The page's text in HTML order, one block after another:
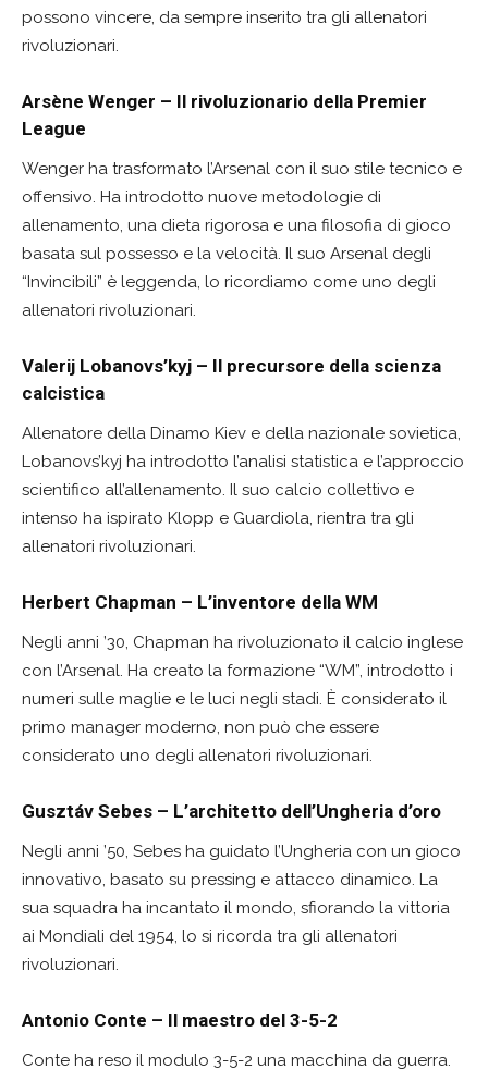
possono vincere, da sempre inserito tra gli allenatori
rivoluzionari.
Arsène Wenger – Il rivoluzionario della Premier
League
Wenger ha trasformato l’Arsenal con il suo stile tecnico e
offensivo. Ha introdotto nuove metodologie di
allenamento, una dieta rigorosa e una filosofia di gioco
basata sul possesso e la velocità. Il suo Arsenal degli
“Invincibili” è leggenda, lo ricordiamo come uno degli
allenatori rivoluzionari.
Valerij Lobanovs’kyj – Il precursore della scienza
calcistica
Allenatore della Dinamo Kiev e della nazionale sovietica,
Lobanovs’kyj ha introdotto l’analisi statistica e l’approccio
scientifico all’allenamento. Il suo calcio collettivo e
intenso ha ispirato Klopp e Guardiola, rientra tra gli
allenatori rivoluzionari.
Herbert Chapman – L’inventore della WM
Negli anni ’30, Chapman ha rivoluzionato il calcio inglese
con l’Arsenal. Ha creato la formazione “WM”, introdotto i
numeri sulle maglie e le luci negli stadi. È considerato il
primo manager moderno, non può che essere
considerato uno degli allenatori rivoluzionari.
Gusztáv Sebes – L’architetto dell’Ungheria d’oro
Negli anni ’50, Sebes ha guidato l’Ungheria con un gioco
innovativo, basato su pressing e attacco dinamico. La
sua squadra ha incantato il mondo, sfiorando la vittoria
ai Mondiali del 1954, lo si ricorda tra gli allenatori
rivoluzionari.
Antonio Conte – Il maestro del 3-5-2
Conte ha reso il modulo 3-5-2 una macchina da guerra.